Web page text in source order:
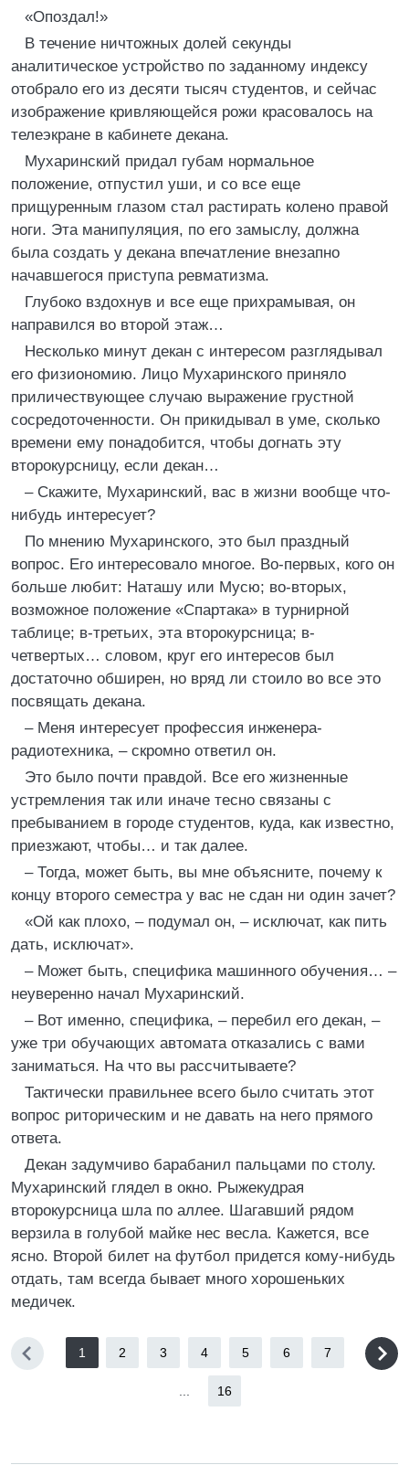
«Опоздал!»
В течение ничтожных долей секунды
аналитическое устройство по заданному индексу
отобрало его из десяти тысяч студентов, и сейчас
изображение кривляющейся рожи красовалось на
телеэкране в кабинете декана.
Мухаринский придал губам нормальное
положение, отпустил уши, и со все еще
прищуренным глазом стал растирать колено правой
ноги. Эта манипуляция, по его замыслу, должна
была создать у декана впечатление внезапно
начавшегося приступа ревматизма.
Глубоко вздохнув и все еще прихрамывая, он
направился во второй этаж…
Несколько минут декан с интересом разглядывал
его физиономию. Лицо Мухаринского приняло
приличествующее случаю выражение грустной
сосредоточенности. Он прикидывал в уме, сколько
времени ему понадобится, чтобы догнать эту
второкурсницу, если декан…
– Скажите, Мухаринский, вас в жизни вообще что-
нибудь интересует?
По мнению Мухаринского, это был праздный
вопрос. Его интересовало многое. Во-первых, кого он
больше любит: Наташу или Мусю; во-вторых,
возможное положение «Спартака» в турнирной
таблице; в-третьих, эта второкурсница; в-
четвертых… словом, круг его интересов был
достаточно обширен, но вряд ли стоило во все это
посвящать декана.
– Меня интересует профессия инженера-
радиотехника, – скромно ответил он.
Это было почти правдой. Все его жизненные
устремления так или иначе тесно связаны с
пребыванием в городе студентов, куда, как известно,
приезжают, чтобы… и так далее.
– Тогда, может быть, вы мне объясните, почему к
концу второго семестра у вас не сдан ни один зачет?
«Ой как плохо, – подумал он, – исключат, как пить
дать, исключат».
– Может быть, специфика машинного обучения… –
неуверенно начал Мухаринский.
– Вот именно, специфика, – перебил его декан, –
уже три обучающих автомата отказались с вами
заниматься. На что вы рассчитываете?
Тактически правильнее всего было считать этот
вопрос риторическим и не давать на него прямого
ответа.
Декан задумчиво барабанил пальцами по столу.
Мухаринский глядел в окно. Рыжекудрая
второкурсница шла по аллее. Шагавший рядом
верзила в голубой майке нес весла. Кажется, все
ясно. Второй билет на футбол придется кому-нибудь
отдать, там всегда бывает много хорошеньких
медичек.
1 2 3 4 5 6 7
16